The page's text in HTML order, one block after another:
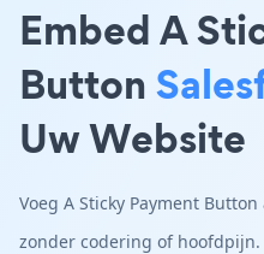
Embed A
Button
Uw Website
Voeg A Sticky Payment
zonder codering of hoofdpijn.